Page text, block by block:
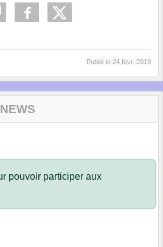
Publié le 24 févr. 2019
pouvoir participer aux